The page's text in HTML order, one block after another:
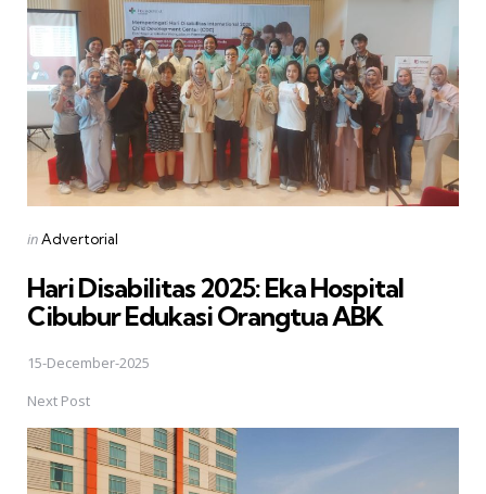
Posted
inAdvertorial
Hari Disabilitas 2025: Eka Hospital
Cibubur Edukasi Orangtua ABK
15-December-2025
Next Post